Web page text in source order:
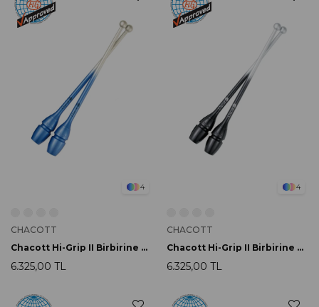
4
CHACOTT
Chacott Hi-Grip II Birbirine Baglanabilir Labut 41cm 725 Blue
6.325,00 TL
4
CHACOTT
Chacott Hi-Grip II Birbirine Baglanabilir Labut 41cm 709 Black
6.325,00 TL